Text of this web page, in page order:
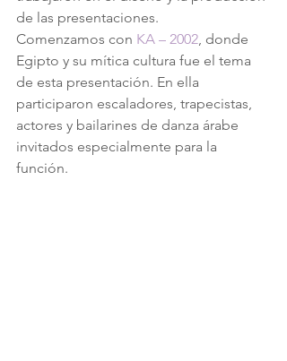
de las presentaciones.
Comenzamos con KA – 2002, donde
Egipto y su mítica cultura fue el tema
de esta presentación. En ella
participaron escaladores, trapecistas,
actores y bailarines de danza árabe
invitados especialmente para la
función.